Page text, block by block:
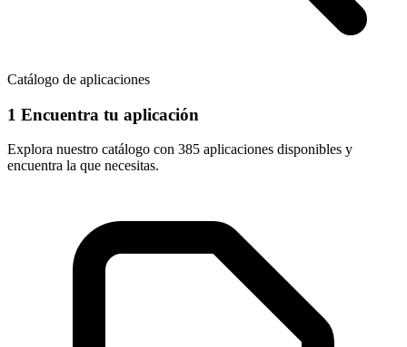
Catálogo de aplicaciones
1 Encuentra tu aplicación
Explora nuestro catálogo con 385 aplicaciones disponibles y
encuentra la que necesitas.